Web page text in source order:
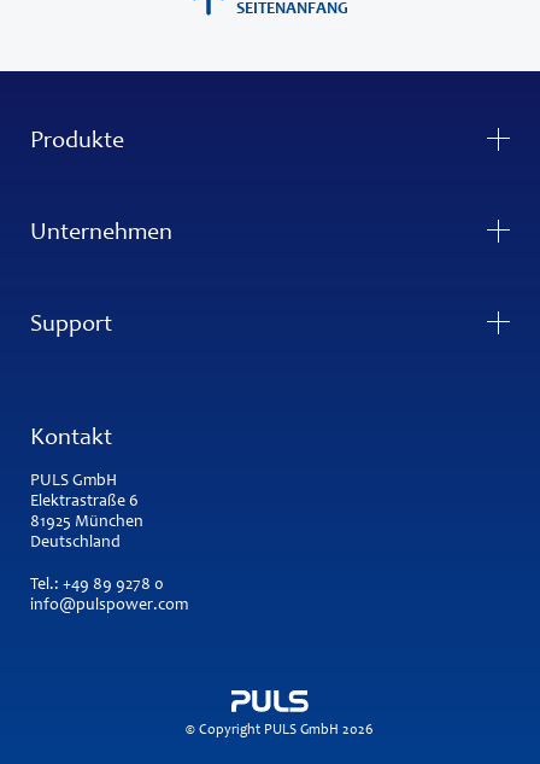
SEITENANFANG
Produkte
Unternehmen
Support
Kontakt
PULS GmbH
Elektrastraße 6
81925 München
Deutschland
Tel.: +49 89 9278 0
info@pulspower.com
© Copyright PULS GmbH 2026